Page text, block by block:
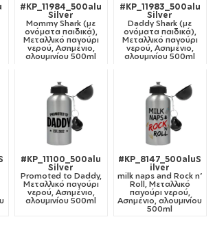
#KP_11984_500alu
Silver
Mommy Shark (με
ονόματα παιδικά),
Μεταλλικό παγούρι
νερού, Ασημένιο,
αλουμινίου 500ml
#KP_11983_500alu
Silver
Daddy Shark (με
ονόματα παιδικά),
Μεταλλικό παγούρι
νερού, Ασημένιο,
αλουμινίου 500ml
#KP_11100_500alu
Silver
Promoted to Daddy,
Μεταλλικό παγούρι
νερού, Ασημένιο,
αλουμινίου 500ml
#KP_8147_500aluS
ilver
milk naps and Rock n'
Roll, Μεταλλικό
παγούρι νερού,
Ασημένιο, αλουμινίου
500ml